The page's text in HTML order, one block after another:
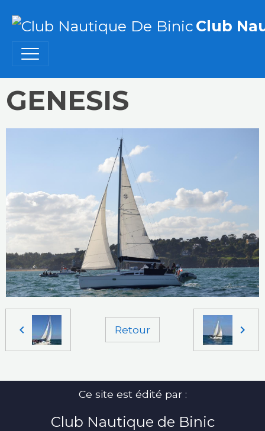
Club
GENESIS
Retour
Ce site est édité par :
Club Nautique de Binic